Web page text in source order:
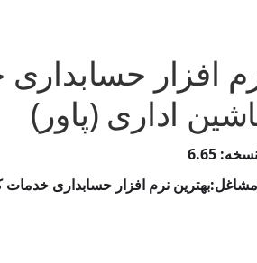
افزار
اداری (پاور)
نسخه: 6.65
مشاغل:بهترین نرم افزار حسابداری